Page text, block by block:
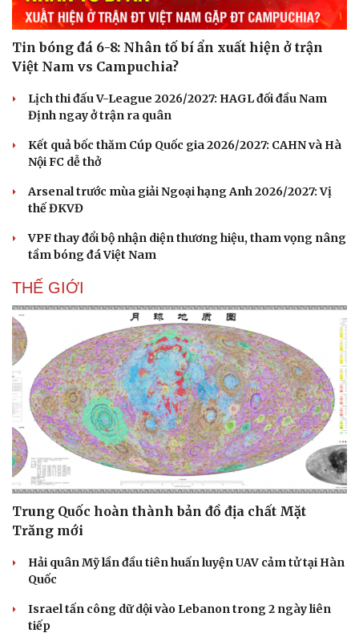
Tin bóng đá 6-8: Nhân tố bí ẩn xuất hiện ở trận
Việt Nam vs Campuchia?
Lịch thi đấu V-League 2026/2027: HAGL đối đầu Nam
Định ngay ở trận ra quân
Kết quả bốc thăm Cúp Quốc gia 2026/2027: CAHN và Hà
Nội FC dễ thở
Arsenal trước mùa giải Ngoại hạng Anh 2026/2027: Vị
thế ĐKVĐ
VPF thay đổi bộ nhận diện thương hiệu, tham vọng nâng
tầm bóng đá Việt Nam
THẾ GIỚI
Trung Quốc hoàn thành bản đồ địa chất Mặt
Trăng mới
Hải quân Mỹ lần đầu tiên huấn luyện UAV cảm tử tại Hàn
Quốc
Israel tấn công dữ dội vào Lebanon trong 2 ngày liên
tiếp